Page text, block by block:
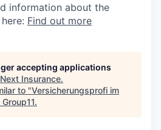
information about the
Find out more
accepting applications
Next Insurance.
to "Versicherungsprofi im
Group11.